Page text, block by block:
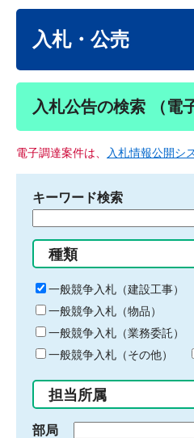
入札・公売
入札公告の検索 （電
電子調達案件は、 入札情報公開シ
キーワード検索
る
キ
ー
ワ
ー
ド
入
力
種類
一般競争入札（建設工事）
一般競争入札（物品）
一般競争入札（業務委託）
一般競争入札（その他）
担当所属
部局